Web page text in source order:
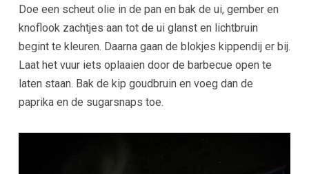
Doe een scheut olie in de pan en bak de ui, gember en
knoflook zachtjes aan tot de ui glanst en lichtbruin
begint te kleuren. Daarna gaan de blokjes kippendij er bij.
Laat het vuur iets oplaaien door de barbecue open te
laten staan. Bak de kip goudbruin en voeg dan de
paprika en de sugarsnaps toe.